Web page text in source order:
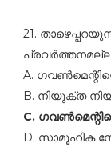
21.
A.
B. നിയുക്ത
C.
D. സാമൂഹിക